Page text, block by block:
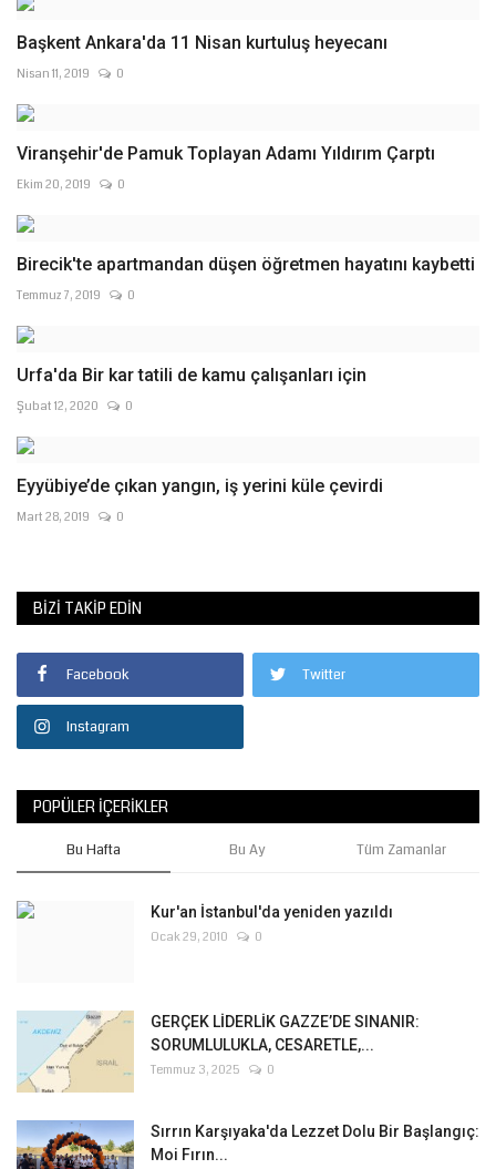
Başkent Ankara'da 11 Nisan kurtuluş heyecanı
Nisan 11, 2019 0
Viranşehir'de Pamuk Toplayan Adamı Yıldırım Çarptı
Ekim 20, 2019 0
Birecik'te apartmandan düşen öğretmen hayatını kaybetti
Temmuz 7, 2019 0
Urfa'da Bir kar tatili de kamu çalışanları için
Şubat 12, 2020 0
Eyyübiye’de çıkan yangın, iş yerini küle çevirdi
Mart 28, 2019 0
BIZI TAKIP EDIN
Facebook Twitter
Instagram
POPÜLER İÇERIKLER
Bu Hafta Bu Ay Tüm Zamanlar
Kur'an İstanbul'da yeniden yazıldı
Ocak 29, 2010 0
GERÇEK LİDERLİK GAZZE’DE SINANIR:
SORUMLULUKLA, CESARETLE,...
Temmuz 3, 2025 0
Sırrın Karşıyaka'da Lezzet Dolu Bir Başlangıç:
Moi Fırın...